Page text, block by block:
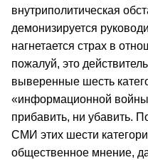
внутриполитическая
демонизируется
нагнетается страх в
пожалуй, это
выверенные шесть
«информационной
прибавить, ни убавить.
СМИ этих шести
общественное мнение,